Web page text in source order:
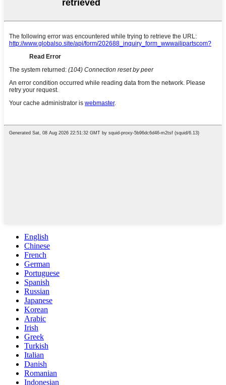
English
Chinese
French
German
Portuguese
Spanish
Russian
Japanese
Korean
Arabic
Irish
Greek
Turkish
Italian
Danish
Romanian
Indonesian